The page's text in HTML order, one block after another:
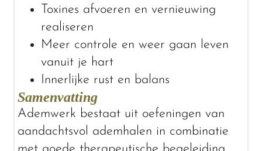
Toxines afvoeren en vernieuwing
realiseren
Meer controle en weer gaan leven
vanuit je hart
Innerlijke rust en balans
Samenvatting
Ademwerk bestaat uit oefeningen van
aandachtsvol ademhalen in combinatie